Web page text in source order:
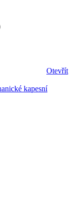
Otevřít
kapesní